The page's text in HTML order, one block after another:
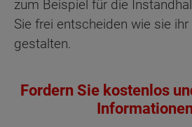
zum Beispiel für die
Sie frei entscheiden wie sie ihr
gestalten.
Fordern Sie kostenlos